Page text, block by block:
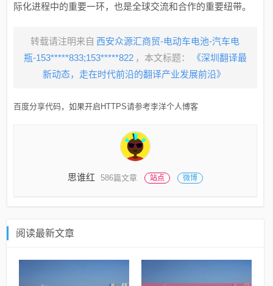
际化进程中的重要一环，也是全球交流和合作的重要纽带。
转载请注明来自 西安众源汇商贸-电动车电池-汽车电
瓶-153*****833;153*****822 ，本文标题：
《深圳翻译最
新动态，走在时代前沿的翻译产业发展前沿》
百度分享代码，如果开启HTTPS请参考李洋个人博客
思谁红 586篇文章 站点 微博
阅读最新文章